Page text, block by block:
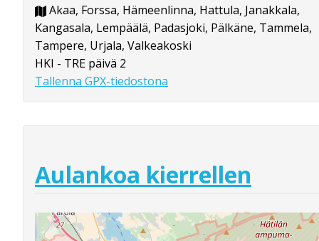
Akaa, Forssa, Hämeenlinna, Hattula, Janakkala,
Kangasala, Lempäälä, Padasjoki, Pälkäne, Tammela,
Tampere, Urjala, Valkeakoski
HKI - TRE päivä 2
Tallenna GPX-tiedostona
Aulankoa kierrellen